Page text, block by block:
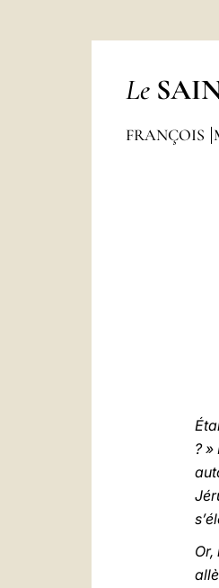
Le
FRANÇOIS
?